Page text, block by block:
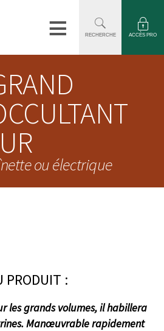
ACCÈS PRO
RECHERCHE
≡
ou électrique
PRODUIT :
les grands volumes, il habillera
Manœuvrable rapidement